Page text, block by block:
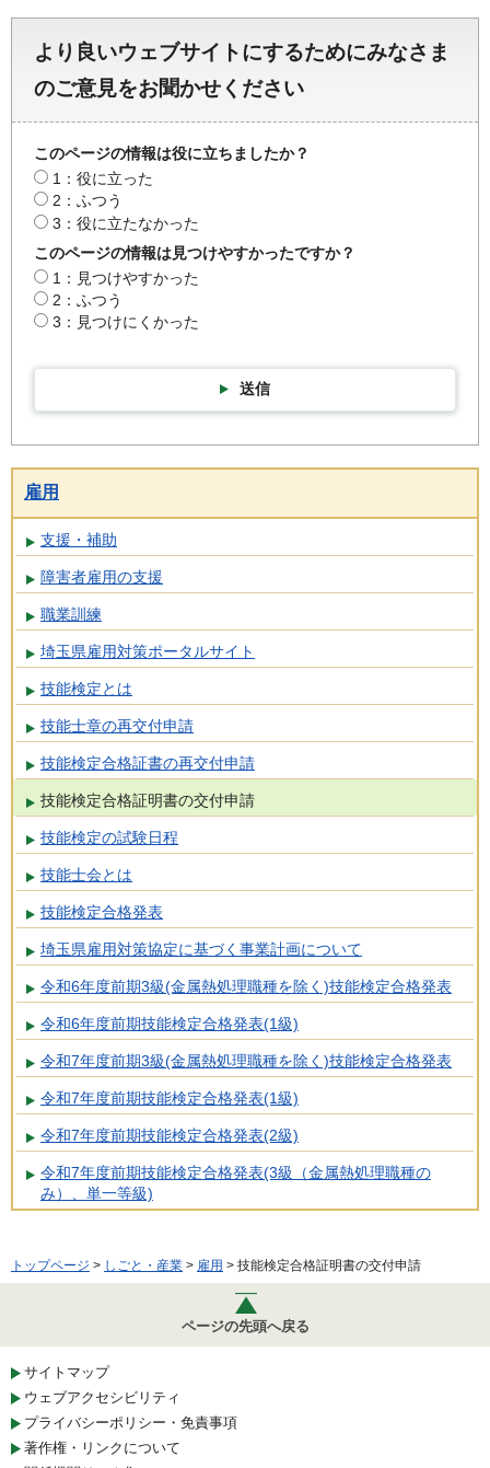
より良いウェブサイトにするためにみなさま
のご意見をお聞かせください
このページの情報は役に立ちましたか？
1：役に立った
2：ふつう
3：役に立たなかった
このページの情報は見つけやすかったですか？
1：見つけやすかった
2：ふつう
3：見つけにくかった
送信
雇用
支援・補助
障害者雇用の支援
職業訓練
埼玉県雇用対策ポータルサイト
技能検定とは
技能士章の再交付申請
技能検定合格証書の再交付申請
技能検定合格証明書の交付申請
技能検定の試験日程
技能士会とは
技能検定合格発表
埼玉県雇用対策協定に基づく事業計画について
令和6年度前期3級(金属熱処理職種を除く)技能検定合格発表
令和6年度前期技能検定合格発表(1級)
令和7年度前期3級(金属熱処理職種を除く)技能検定合格発表
令和7年度前期技能検定合格発表(1級)
令和7年度前期技能検定合格発表(2級)
令和7年度前期技能検定合格発表(3級（金属熱処理職種の
み）、単一等級)
トップページ > しごと・産業 > 雇用 > 技能検定合格証明書の交付申請
ページの先頭へ戻る
サイトマップ
ウェブアクセシビリティ
プライバシーポリシー・免責事項
著作権・リンクについて